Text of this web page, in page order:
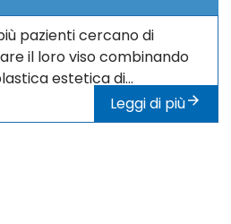
pazienti cercano di
il loro viso combinando
estetica di...
Leggi di più